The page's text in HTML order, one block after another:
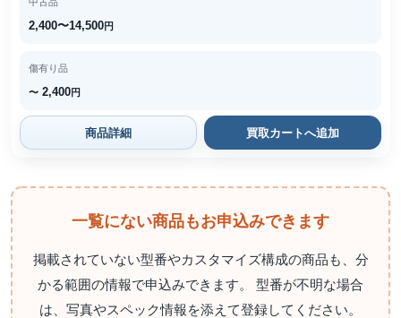
2,400〜14,500円
傷有り品
〜 2,400円
商品詳細 買取カートへ追加
一覧にない商品もお申込みできます
掲載されていない型番やカスタマイズ構成の商品も、分
かる範囲の情報で申込みできます。 型番が不明な場合
は、写真やスペック情報を添えて登録してください。